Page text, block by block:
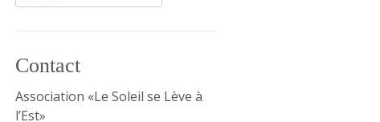
Contact
Association «Le Soleil se Lève à
l’Est»